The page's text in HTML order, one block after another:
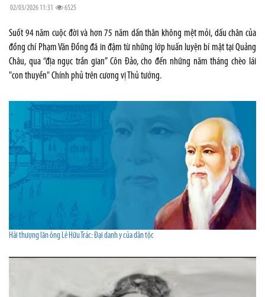
02/03/2026 11:31 6525
Suốt 94 năm cuộc đời và hơn 75 năm dấn thân không mệt mỏi, dấu chân của
đồng chí Phạm Văn Đồng đã in đậm từ những lớp huấn luyện bí mật tại Quảng
Châu, qua “địa ngục trần gian” Côn Đảo, cho đến những năm tháng chèo lái
"con thuyền" Chính phủ trên cương vị Thủ tướng.
Hải thượng lãn ông Lê Hữu Trác: Đại danh y của dân tộc